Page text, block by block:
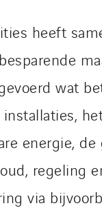
heeft
wat
energie, de
regeling
via